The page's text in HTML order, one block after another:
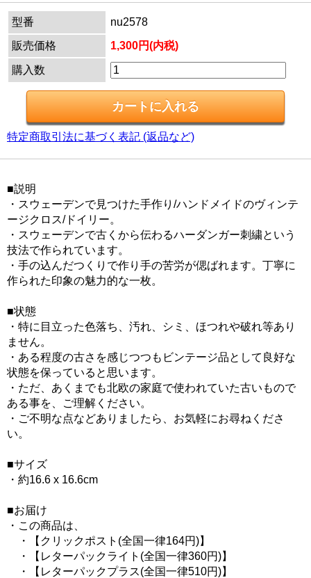
型番
nu2578
販売価格
1,300円(内税)
購入数
特定商取引法に基づく表記 (返品など)
■説明
・スウェーデンで見つけた手作り/ハンドメイドのヴィンテ
ージクロス/ドイリー。
・スウェーデンで古くから伝わるハーダンガー刺繍という
技法で作られています。
・手の込んだつくりで作り手の苦労が偲ばれます。丁寧に
作られた印象の魅力的な一枚。
■状態
・特に目立った色落ち、汚れ、シミ、ほつれや破れ等あり
ません。
・ある程度の古さを感じつつもビンテージ品として良好な
状態を保っていると思います。
・ただ、あくまでも北欧の家庭で使われていた古いもので
ある事を、ご理解ください。
・ご不明な点などありましたら、お気軽にお尋ねくださ
い。
■サイズ
・約16.6 x 16.6cm
■お届け
・この商品は、
・【クリックポスト(全国一律164円)】
・【レターパックライト(全国一律360円)】
・【レターパックプラス(全国一律510円)】